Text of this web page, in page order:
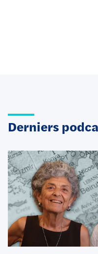
Derniers